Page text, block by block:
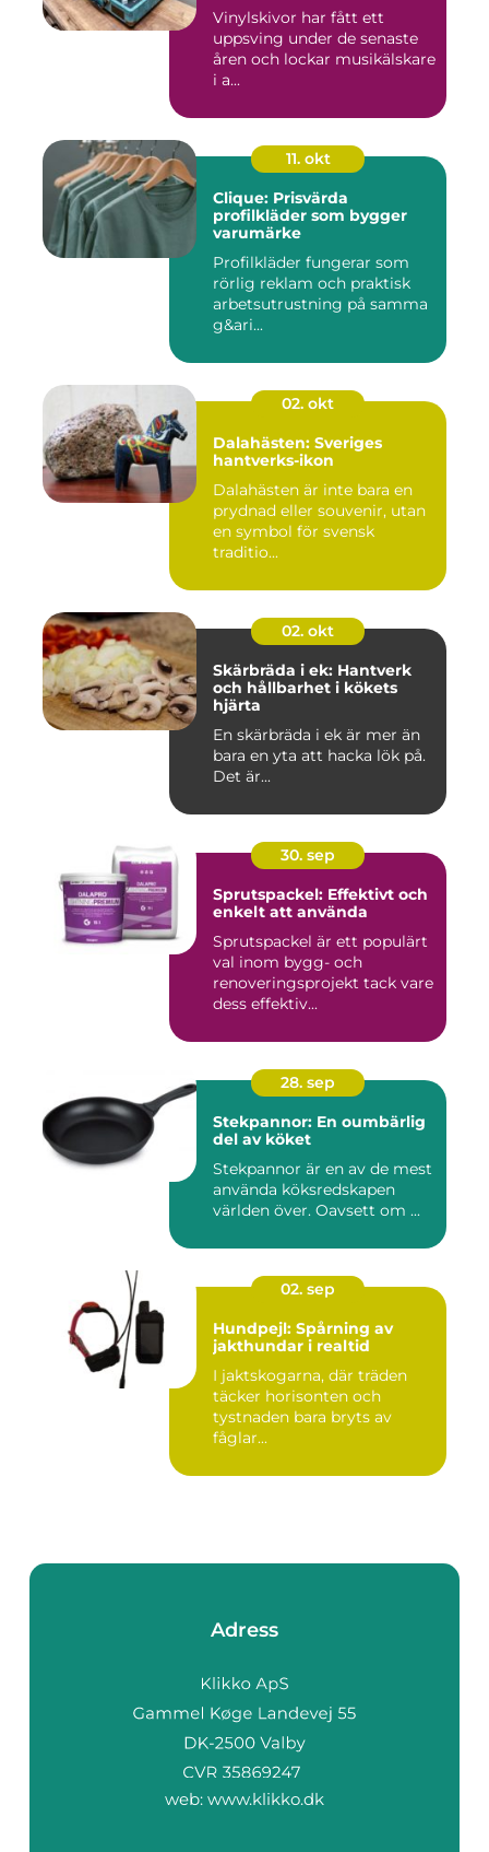
Vinylskivor har fått ett
uppsving under de senaste
åren och lockar musikälskare
i a...
11. okt
Clique: Prisvärda
profilkläder som bygger
varumärke
Profilkläder fungerar som
rörlig reklam och praktisk
arbetsutrustning på samma
g&ari...
02. okt
Dalahästen: Sveriges
hantverks-ikon
Dalahästen är inte bara en
prydnad eller souvenir, utan
en symbol för svensk
traditio...
02. okt
Skärbräda i ek: Hantverk
och hållbarhet i kökets
hjärta
En skärbräda i ek är mer än
bara en yta att hacka lök på.
Det är...
30. sep
Sprutspackel: Effektivt och
enkelt att använda
Sprutspackel är ett populärt
val inom bygg- och
renoveringsprojekt tack vare
dess effektiv...
28. sep
Stekpannor: En oumbärlig
del av köket
Stekpannor är en av de mest
använda köksredskapen
världen över. Oavsett om ...
02. sep
Hundpejl: Spårning av
jakthundar i realtid
I jaktskogarna, där träden
täcker horisonten och
tystnaden bara bryts av
fåglar...
Adress
web: www.klikko.dk